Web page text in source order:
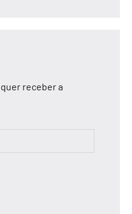
receber a